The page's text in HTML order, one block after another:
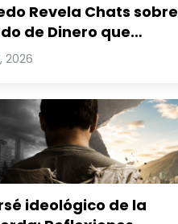
Revela Chats sobre
de Dinero que
a Glas, Correa y
Petro en el
2026
ideológico de la